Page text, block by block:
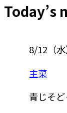
Today’s
8/12 （水
主菜
青じそ